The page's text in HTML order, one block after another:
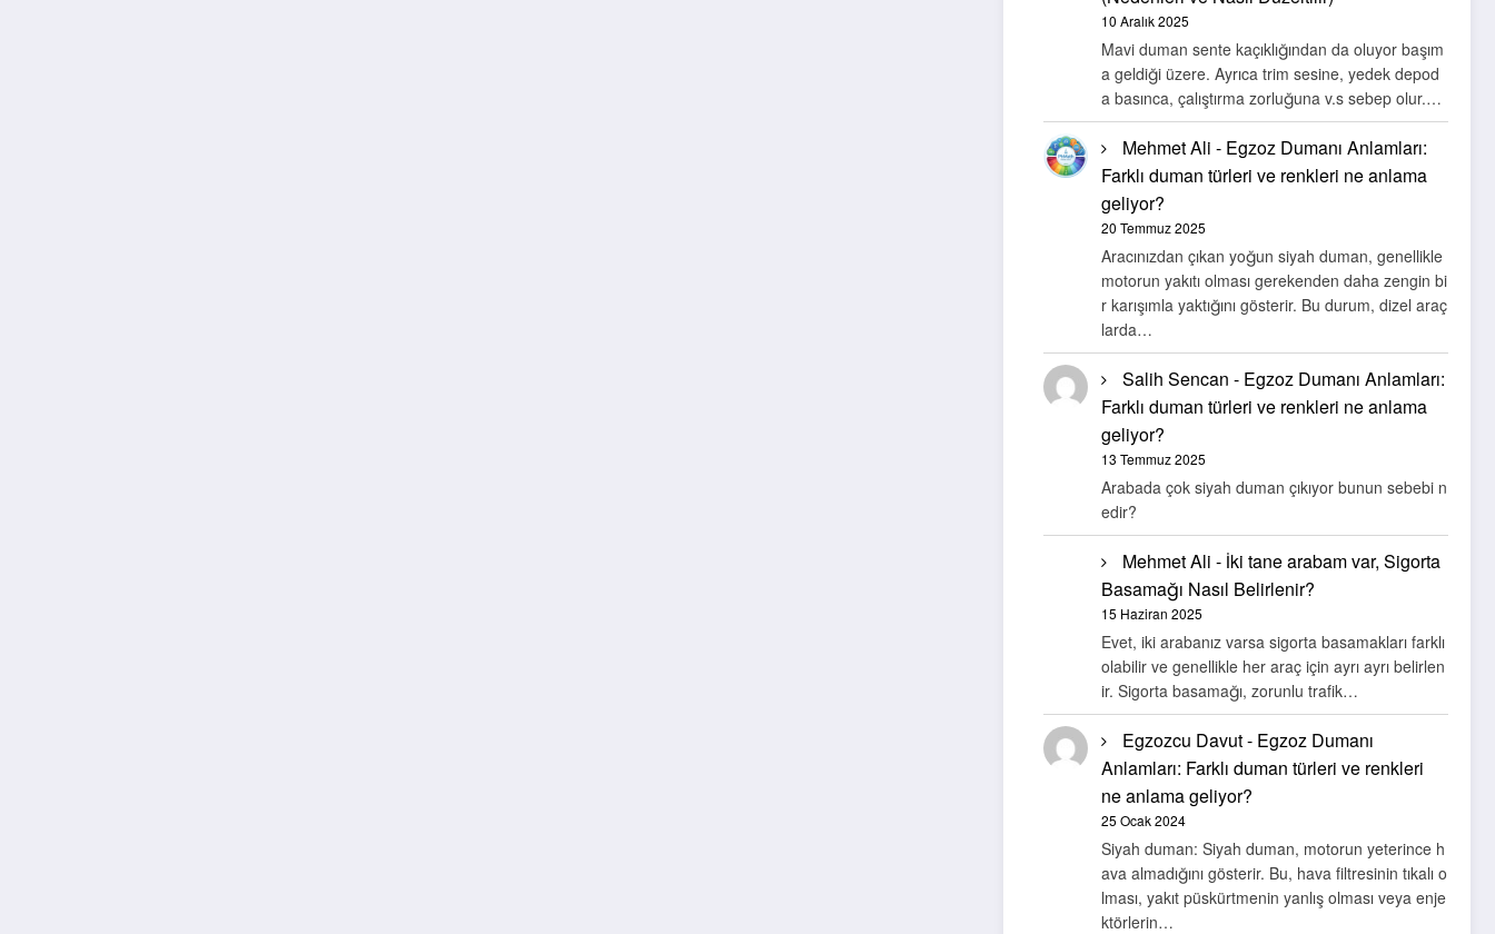
10 Aralık 2025
Mavi duman sente kaçıklığından da oluyor başım
a geldiği üzere. Ayrıca trim sesine, yedek depod
a basınca, çalıştırma zorluğuna v.s sebep olur.…
Mehmet Ali - Egzoz Dumanı Anlamları:
Farklı duman türleri ve renkleri ne anlama
geliyor?
20 Temmuz 2025
Aracınızdan çıkan yoğun siyah duman, genellikle
motorun yakıtı olması gerekenden daha zengin bi
r karışımla yaktığını gösterir. Bu durum, dizel araç
larda…
Salih Sencan - Egzoz Dumanı Anlamları:
Farklı duman türleri ve renkleri ne anlama
geliyor?
13 Temmuz 2025
Arabada çok siyah duman çıkıyor bunun sebebi n
edir?
Mehmet Ali - İki tane arabam var, Sigorta
Basamağı Nasıl Belirlenir?
15 Haziran 2025
Evet, iki arabanız varsa sigorta basamakları farklı
olabilir ve genellikle her araç için ayrı ayrı belirlen
ir. Sigorta basamağı, zorunlu trafik…
Egzozcu Davut- Egzoz Dumanı
Anlamları: Farklı duman türleri ve renkleri
ne anlama geliyor?
25 Ocak 2024
Siyah duman: Siyah duman, motorun yeterince h
ava almadığını gösterir. Bu, hava filtresinin tıkalı o
lması, yakıt püskürtmenin yanlış olması veya enje
ktörlerin…